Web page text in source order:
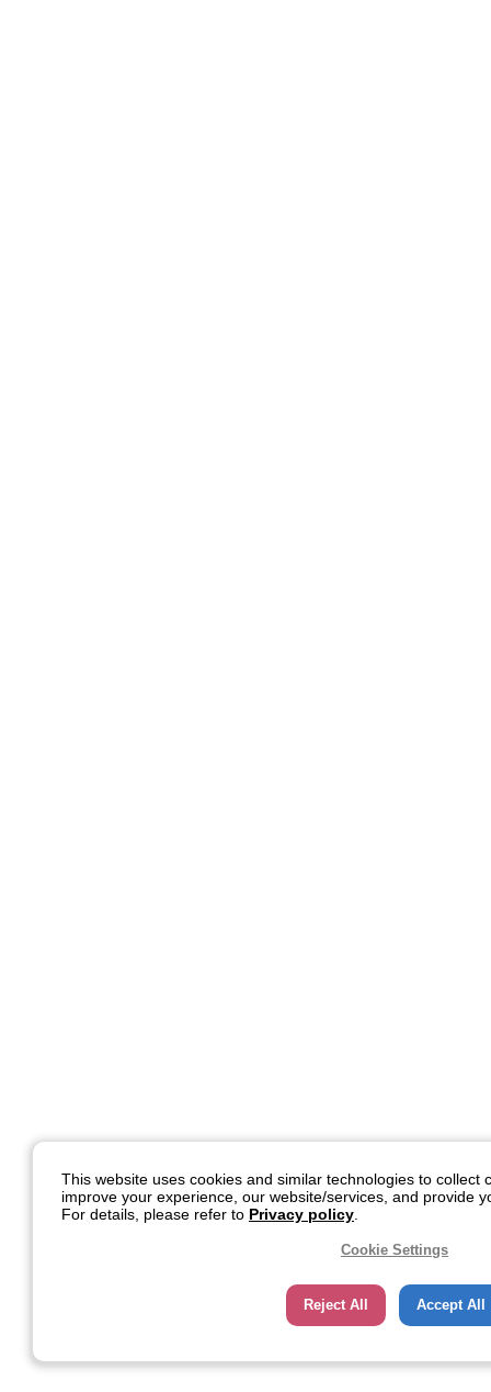
This website uses cookies and similar technologies to collect
improve your experience, our website/services, and provide
For details, please refer to Privacy policy
Cookie Settings
Reject All Accept All